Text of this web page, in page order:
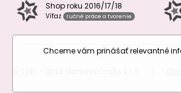
Shop roku 2016/17/18
Víťaz ručné práce a tvorenie
Chceme vám prinášať relevantné